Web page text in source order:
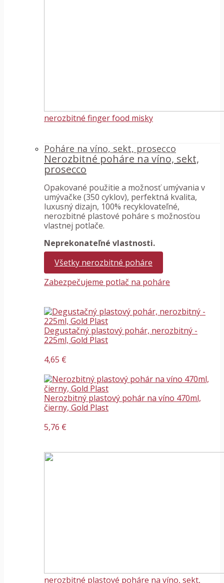
nerozbitné finger food misky
Poháre na víno, sekt, prosecco
Nerozbitné poháre na víno, sekt,
prosecco
Opakované použitie a možnosť umývania v
umývačke (350 cyklov), perfektná kvalita,
luxusný dizajn, 100% recyklovateľné,
nerozbitné plastové poháre s možnosťou
vlastnej potlače.
Neprekonateľné vlastnosti.
Všetky nerozbitné poháre
Zabezpečujeme potlač na poháre
Degustačný plastový pohár, nerozbitný -
225ml, Gold Plast
4,65 €
Nerozbitný plastový pohár na víno 470ml,
čierny, Gold Plast
5,76 €
nerozbitné plastové poháre na víno, sekt,